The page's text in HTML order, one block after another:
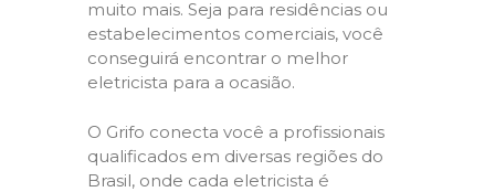
muito mais. Seja para residências ou
estabelecimentos comerciais, você
conseguirá encontrar o melhor
eletricista para a ocasião.
O Grifo conecta você a profissionais
qualificados em diversas regiões do
Brasil, onde cada eletricista é